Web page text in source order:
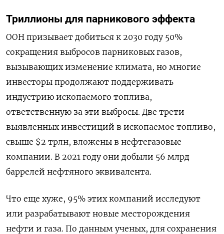
Триллионы для парникового эффекта
ООН призывает добиться к 2030 году 50%
сокращения выбросов парниковых газов,
вызывающих изменение климата, но многие
инвесторы продолжают поддерживать
индустрию ископаемого топлива,
ответственную за эти выбросы. Две трети
выявленных инвестиций в ископаемое топливо,
свыше $2 трлн, вложены в нефтегазовые
компании. В 2021 году они добыли 56 млрд
баррелей нефтяного эквивалента.
Что еще хуже, 95% этих компаний исследуют
или разрабатывают новые месторождения
нефти и газа. По данным ученых, для сохранения